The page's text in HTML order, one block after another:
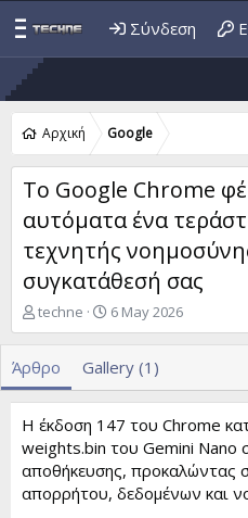
Σύνδεση
Αρχική Google
Το Google Chrome
αυτόματα ένα
τεχνητής
συγκατάθεσή σας
A
u
h
o
r
techne
P
u
l
i
s
h
d
a
t
e
6 May 2026
Άρθρο Gallery (1)
Η έκδοση 147 του Chrome
weights.bin του Gemini Nano
αποθήκευσης, προκαλώντας
απορρήτου, δεδομένων και